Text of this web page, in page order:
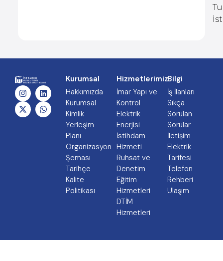
Kurumsal
Hakkımızda
Kurumsal
Kimlik
Yerleşim
Planı
Organizasyon
Şeması
Tarihçe
Kalite
Politikası
Hizmetlerimiz
İmar Yapı ve
Kontrol
Elektrik
Enerjisi
İstihdam
Hizmeti
Ruhsat ve
Denetim
Eğitim
Hizmetleri
DTİM
Hizmetleri
Bilgi
İş İlanları
Sıkça
Sorulan
Sorular
İletişim
Elektrik
Tarifesi
Telefon
Rehberi
Ulaşım